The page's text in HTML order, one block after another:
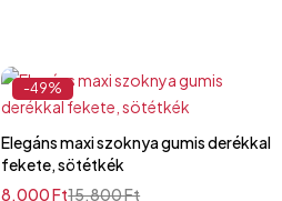
-49%
Elegáns maxi szoknya gumis derékkal
fekete, sötétkék
15.800Ft
8.000Ft